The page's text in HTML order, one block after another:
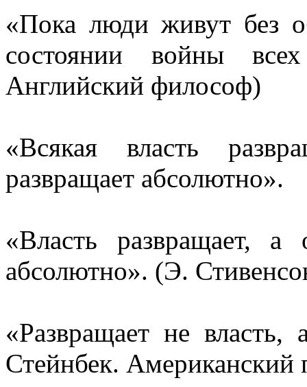
«Пока люди живут без
состоянии войны
Английский философ)
«Всякая власть
развращает абсолютно».
«Власть развращает, а
абсолютно». (Э.
«Развращает не власть,
Стейнбек. Американский